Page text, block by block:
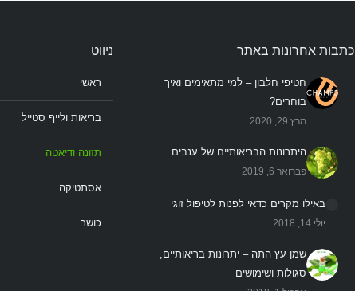
כתבות אחרונות באתר
חטיפי חלבון – למי מתאימים ואיך
בוחרים?
מרץ 29, 2020
היתרונות הבריאותיים של ענבים
פברואר 6, 2019
באילו מקרים כדאי לפנות לטיפול זוגי
יולי 14, 2018
שמן עץ התה – יתרונות בריאותיים,
סגולות ושימושים
ניווט
ראשי
בריאות ולייף סטייל
תזונה ודיאטה
אסתטיקה
כושר